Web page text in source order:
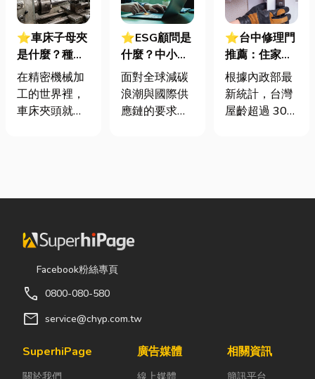
⭐車床子母夾
是什麼？種
類、規格挑選
與台灣採購推
薦完整指南
在精密機械加
工的世界裡，
車床夾頭就像
的工件。然
到少量多樣、
異形材或精密
棒材的訂單
往往需要耗費
大量時間拆裝
這時，車床子
⭐ESG顧問是
什麼？中小企
業挑選四大永
續顧問服務的
實用指南
面對全球減碳
浪潮與國際供
應鏈的要求，
要求提供「碳
書」。這讓不
什麼？我們公
真的需要找
⭐台中修理門
推薦：住家鐵
門卡住、大門
下垂怎麼辦？
維修費用與不
根據內政部最
新統計，台灣
屋齡超過 30
疲勞與結構鏽
實，門片故障
Facebook粉絲專頁
call 0800-080-580
mail service@chyp.com.tw
SuperhiPage
關於我們
廣告媒體
線上媒體
相關資訊
簡訊平台